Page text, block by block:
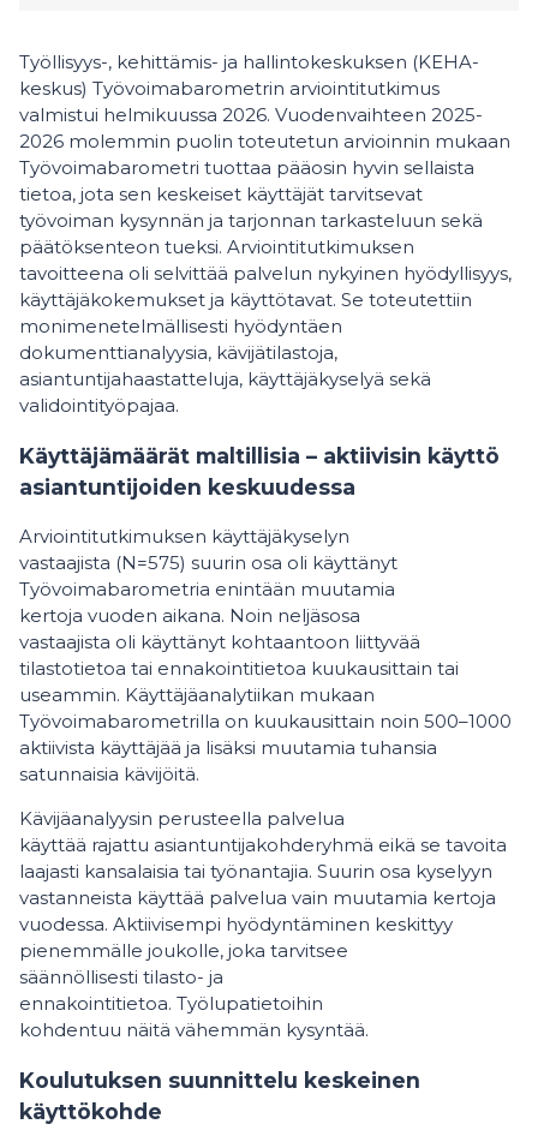
Työllisyys-, kehittämis- ja hallintokeskuksen (KEHA-
keskus) Työvoimabarometrin arviointitutkimus
valmistui helmikuussa 2026. Vuodenvaihteen 2025-
2026 molemmin puolin toteutetun arvioinnin mukaan
Työvoimabarometri tuottaa pääosin hyvin sellaista
tietoa, jota sen keskeiset käyttäjät tarvitsevat
työvoiman kysynnän ja tarjonnan tarkasteluun sekä
päätöksenteon tueksi. Arviointitutkimuksen
tavoitteena oli selvittää palvelun nykyinen hyödyllisyys,
käyttäjäkokemukset ja käyttötavat. Se toteutettiin
monimenetelmällisesti hyödyntäen
dokumenttianalyysia, kävijätilastoja,
asiantuntijahaastatteluja, käyttäjäkyselyä sekä
validointityöpajaa.
Käyttäjämäärät maltillisia – aktiivisin käyttö
asiantuntijoiden keskuudessa
Arviointitutkimuksen käyttäjäkyselyn
vastaajista (N=575) suurin osa oli käyttänyt
Työvoimabarometria enintään muutamia
kertoja vuoden aikana. Noin neljäsosa
vastaajista oli käyttänyt kohtaantoon liittyvää
tilastotietoa tai ennakointitietoa kuukausittain tai
useammin. Käyttäjäanalytiikan mukaan
Työvoimabarometrilla on kuukausittain noin 500–1000
aktiivista käyttäjää ja lisäksi muutamia tuhansia
satunnaisia kävijöitä.
Kävijäanalyysin perusteella palvelua
käyttää rajattu asiantuntijakohderyhmä eikä se tavoita
laajasti kansalaisia tai työnantajia. Suurin osa kyselyyn
vastanneista käyttää palvelua vain muutamia kertoja
vuodessa. Aktiivisempi hyödyntäminen keskittyy
pienemmälle joukolle, joka tarvitsee
säännöllisesti tilasto- ja
ennakointitietoa. Työlupatietoihin
kohdentuu näitä vähemmän kysyntää.
Koulutuksen suunnittelu keskeinen
käyttökohde